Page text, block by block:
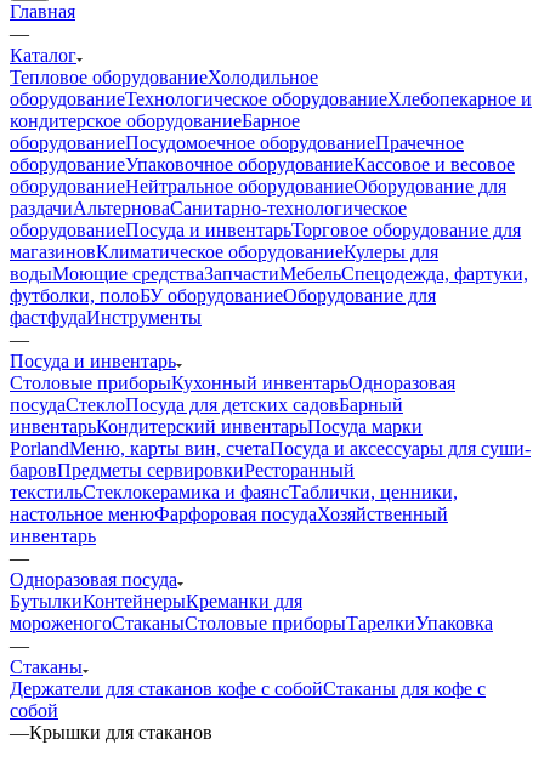
Главная
—
Каталог
Тепловое оборудованиеХолодильное
оборудованиеТехнологическое оборудованиеХлебопекарное и
кондитерское оборудованиеБарное
оборудованиеПосудомоечное оборудованиеПрачечное
оборудованиеУпаковочное оборудованиеКассовое и весовое
оборудованиеНейтральное оборудованиеОборудование для
раздачиАльтерноваСанитарно-технологическое
оборудованиеПосуда и инвентарьТорговое оборудование для
магазиновКлиматическое оборудованиеКулеры для
водыМоющие средстваЗапчастиМебельСпецодежда, фартуки,
футболки, полоБУ оборудованиеОборудование для
фастфудаИнструменты
—
Посуда и инвентарь
Столовые приборыКухонный инвентарьОдноразовая
посудаСтеклоПосуда для детских садовБарный
инвентарьКондитерский инвентарьПосуда марки
PorlandМеню, карты вин, счетаПосуда и аксессуары для суши-
баровПредметы сервировкиРесторанный
текстильСтеклокерамика и фаянсТаблички, ценники,
настольное менюФарфоровая посудаХозяйственный
инвентарь
—
Одноразовая посуда
БутылкиКонтейнерыКреманки для
мороженогоСтаканыСтоловые приборыТарелкиУпаковка
—
Стаканы
Держатели для стаканов кофе с собойСтаканы для кофе с
собой
—Крышки для стаканов